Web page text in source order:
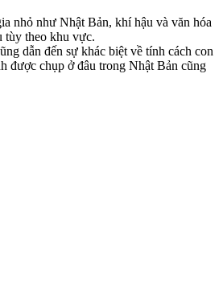
nhỏ như Nhật Bản, khí hậu và văn hóa
tùy theo khu vực.
dẫn đến sự khác biệt về tính cách con
được chụp ở đâu trong Nhật Bản cũng